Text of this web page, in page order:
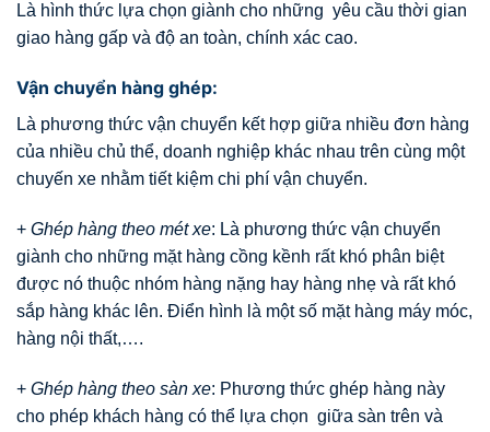
Là hình thức lựa chọn giành cho những yêu cầu thời gian
giao hàng gấp và độ an toàn, chính xác cao.
Vận chuyển hàng ghép:
Là phương thức vận chuyển kết hợp giữa nhiều đơn hàng
của nhiều chủ thể, doanh nghiệp khác nhau trên cùng một
chuyến xe nhằm tiết kiệm chi phí vận chuyển.
+ Ghép hàng theo mét xe: Là phương thức vận chuyển
giành cho những mặt hàng cồng kềnh rất khó phân biệt
được nó thuộc nhóm hàng nặng hay hàng nhẹ và rất khó
sắp hàng khác lên. Điển hình là một số mặt hàng máy móc,
hàng nội thất,….
+ Ghép hàng theo sàn xe: Phương thức ghép hàng này
cho phép khách hàng có thể lựa chọn giữa sàn trên và